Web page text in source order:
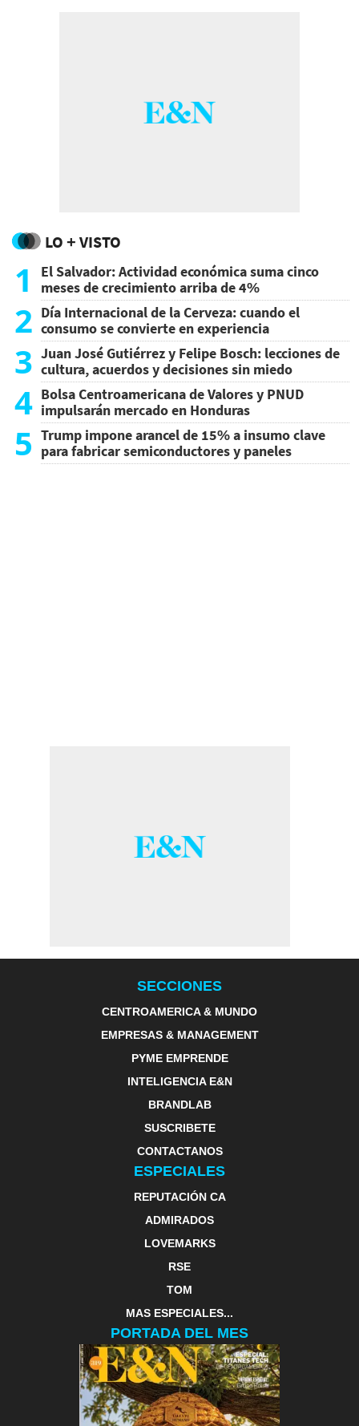
LO + VISTO
1
El Salvador: Actividad económica suma cinco
meses de crecimiento arriba de 4%
2 Día Internacional de la Cerveza: cuando el
consumo se convierte en experiencia
3 Juan José Gutiérrez y Felipe Bosch: lecciones de
cultura, acuerdos y decisiones sin miedo
4 Bolsa Centroamericana de Valores y PNUD
impulsarán mercado en Honduras
5 Trump impone arancel de 15% a insumo clave
para fabricar semiconductores y paneles
SECCIONES
CENTROAMERICA & MUNDO
EMPRESAS & MANAGEMENT
PYME EMPRENDE
INTELIGENCIA E&N
BRANDLAB
SUSCRIBETE
CONTACTANOS
ESPECIALES
REPUTACIÓN CA
ADMIRADOS
LOVEMARKS
RSE
TOM
MAS ESPECIALES...
PORTADA DEL MES